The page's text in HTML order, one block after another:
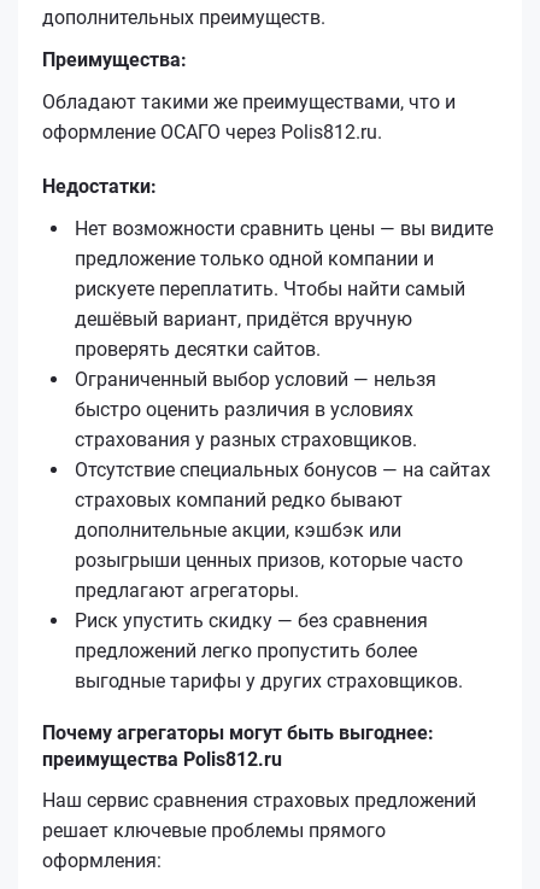
дополнительных преимуществ.
Преимущества:
Обладают такими же преимуществами, что и
оформление ОСАГО через Polis812.ru.
Недостатки:
Нет возможности сравнить цены — вы видите
предложение только одной компании и
рискуете переплатить. Чтобы найти самый
дешёвый вариант, придётся вручную
проверять десятки сайтов.
Ограниченный выбор условий — нельзя
быстро оценить различия в условиях
страхования у разных страховщиков.
Отсутствие специальных бонусов — на сайтах
страховых компаний редко бывают
дополнительные акции, кэшбэк или
розыгрыши ценных призов, которые часто
предлагают агрегаторы.
Риск упустить скидку — без сравнения
предложений легко пропустить более
выгодные тарифы у других страховщиков.
Почему агрегаторы могут быть выгоднее:
преимущества Polis812.ru
Наш сервис сравнения страховых предложений
решает ключевые проблемы прямого
оформления: